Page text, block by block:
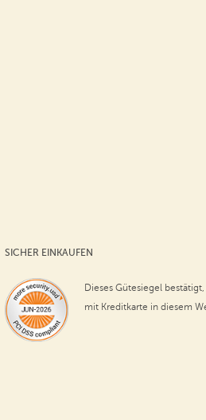
SICHER EINKAUFEN
Dieses Gütesiegel
mit Kreditkarte in diesem